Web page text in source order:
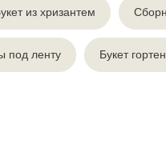
из хризантем
под ленту Букет